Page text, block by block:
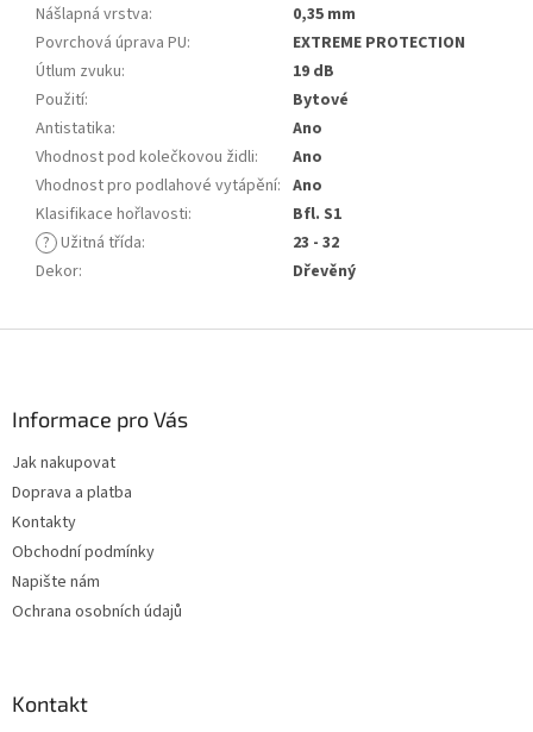
Nášlapná vrstva:
0,35 mm
Povrchová úprava PU:
EXTREME PROTECTION
Útlum zvuku:
19 dB
Použití:
Bytové
Antistatika:
Ano
Vhodnost pod kolečkovou židli:
Ano
Vhodnost pro podlahové vytápění: Ano
Klasifikace hořlavosti:
Bfl. S1
? Užitná třída:
23 - 32
Dekor: Dřevěný
Informace pro Vás
Jak nakupovat
Doprava a platba
Kontakty
Obchodní podmínky
Napište nám
Ochrana osobních údajů
Kontakt